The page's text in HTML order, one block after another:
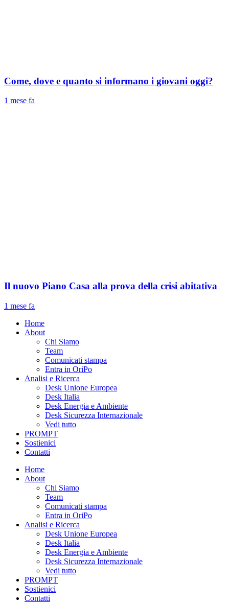
Come, dove e quanto si informano i giovani oggi?
1 mese fa
Il nuovo Piano Casa alla prova della crisi abitativa
1 mese fa
Home
About
Chi Siamo
Team
Comunicati stampa
Entra in OriPo
Analisi e Ricerca
Desk Unione Europea
Desk Italia
Desk Energia e Ambiente
Desk Sicurezza Internazionale
Vedi tutto
PROMPT
Sostienici
Contatti
Home
About
Chi Siamo
Team
Comunicati stampa
Entra in OriPo
Analisi e Ricerca
Desk Unione Europea
Desk Italia
Desk Energia e Ambiente
Desk Sicurezza Internazionale
Vedi tutto
PROMPT
Sostienici
Contatti